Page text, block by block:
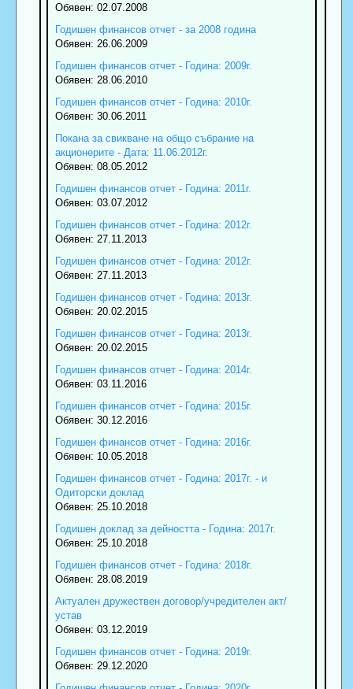
Обявен: 02.07.2008
Годишен финансов отчет - за 2008 година
Обявен: 26.06.2009
Годишен финансов отчет - Година: 2009г.
Обявен: 28.06.2010
Годишен финансов отчет - Година: 2010г.
Обявен: 30.06.2011
Покана за свикване на общо събрание на
акционерите - Дата: 11.06.2012г.
Обявен: 08.05.2012
Годишен финансов отчет - Година: 2011г.
Обявен: 03.07.2012
Годишен финансов отчет - Година: 2012г.
Обявен: 27.11.2013
Годишен финансов отчет - Година: 2012г.
Обявен: 27.11.2013
Годишен финансов отчет - Година: 2013г.
Обявен: 20.02.2015
Годишен финансов отчет - Година: 2013г.
Обявен: 20.02.2015
Годишен финансов отчет - Година: 2014г.
Обявен: 03.11.2016
Годишен финансов отчет - Година: 2015г.
Обявен: 30.12.2016
Годишен финансов отчет - Година: 2016г.
Обявен: 10.05.2018
Годишен финансов отчет - Година: 2017г. - и
Одиторски доклад
Обявен: 25.10.2018
Годишен доклад за дейността - Година: 2017г.
Обявен: 25.10.2018
Годишен финансов отчет - Година: 2018г.
Обявен: 28.08.2019
Актуален дружествен договор/учредителен акт/
устав
Обявен: 03.12.2019
Годишен финансов отчет - Година: 2019г.
Обявен: 29.12.2020